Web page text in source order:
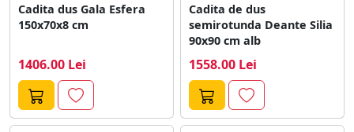
Cadita dus Gala Esfera
150x70x8 cm
1406.00 Lei
Cadita de dus
semirotunda Deante Silia
90x90 cm alb
1558.00 Lei